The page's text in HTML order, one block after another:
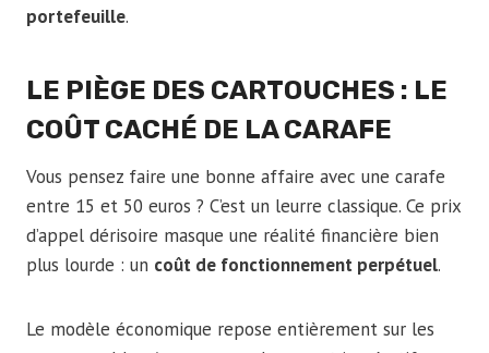
portefeuille.
LE PIÈGE DES CARTOUCHES : LE
COÛT CACHÉ DE LA CARAFE
Vous pensez faire une bonne affaire avec une carafe
entre 15 et 50 euros ? C’est un leurre classique. Ce prix
d’appel dérisoire masque une réalité financière bien
plus lourde : un coût de fonctionnement perpétuel.
Le modèle économique repose entièrement sur les